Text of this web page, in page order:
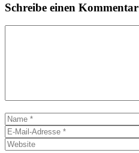
Schreibe einen Kommentar
Name